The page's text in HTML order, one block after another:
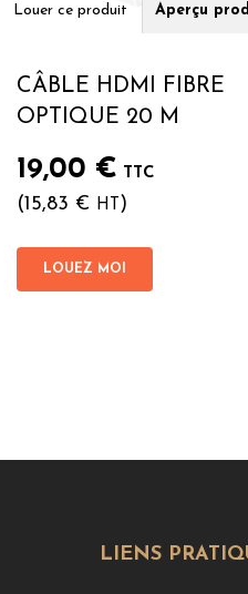
Louer ce produit Aperçu
CÂBLE HDMI FIBRE
OPTIQUE 20 M
19,00 € TTC
(15,83 € HT )
LOUEZ MOI
LIENS